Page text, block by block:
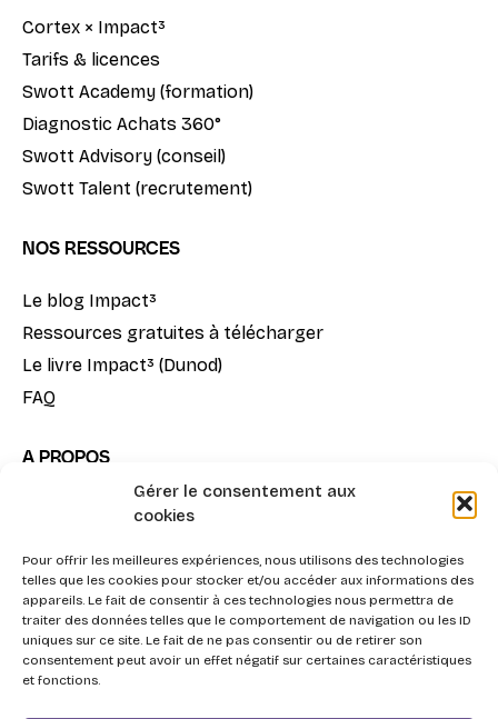
Gérer le consentement aux
cookies
Pour offrir les meilleures expériences, nous utilisons des technologies
telles que les cookies pour stocker et/ou accéder aux informations des
appareils. Le fait de consentir à ces technologies nous permettra de
traiter des données telles que le comportement de navigation ou les ID
uniques sur ce site. Le fait de ne pas consentir ou de retirer son
consentement peut avoir un effet négatif sur certaines caractéristiques
et fonctions.
Cortex × Impact³
Tarifs & licences
Swott Academy (formation)
Diagnostic Achats 360°
Swott Advisory (conseil)
Swott Talent (recrutement)
NOS RESSOURCES
Le blog Impact³
Ressources gratuites à télécharger
Le livre Impact³ (Dunod)
FAQ
A PROPOS
Notre mission
Nous contacter